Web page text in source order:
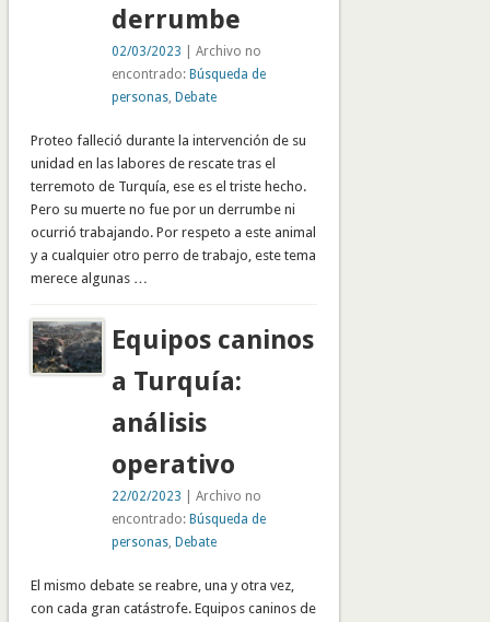
derrumbe
02/03/2023 | Archivo no
encontrado: Búsqueda de
personas, Debate
Proteo falleció durante la intervención de su
unidad en las labores de rescate tras el
terremoto de Turquía, ese es el triste hecho.
Pero su muerte no fue por un derrumbe ni
ocurrió trabajando. Por respeto a este animal
y a cualquier otro perro de trabajo, este tema
merece algunas …
Equipos caninos
a Turquía:
análisis
operativo
22/02/2023 | Archivo no
encontrado: Búsqueda de
personas, Debate
El mismo debate se reabre, una y otra vez,
con cada gran catástrofe. Equipos caninos de